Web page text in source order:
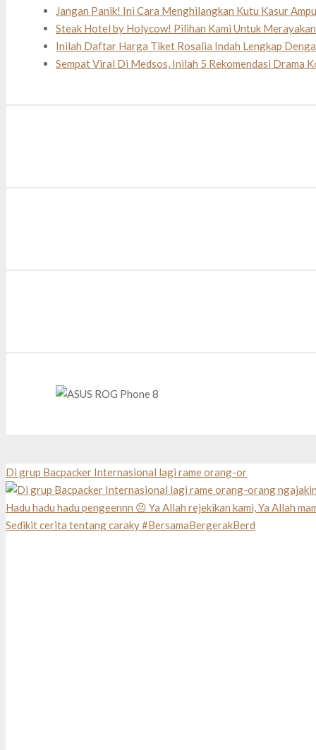
Jangan Panik! Ini Cara Menghilangkan Kutu Kasur
Steak Hotel by Holycow! Pilihan Kami Untuk
Inilah Daftar Harga Tiket Rosalia Indah Lengkap
Sempat Viral Di Medsos, Inilah 5 Rekomendasi Drama
Di grup Bacpacker Internasional lagi rame orang-or
Sedikit cerita tentang caraky #BersamaBergerakBerd